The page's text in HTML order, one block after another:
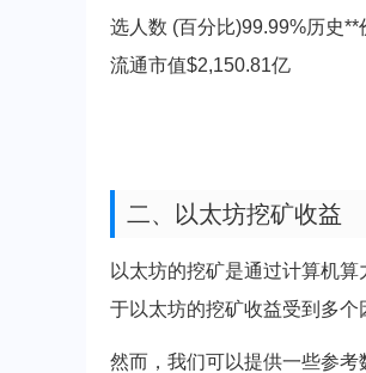
选人数 (百分比)99.99%历史
流通市值$2,150.81亿
二、以太坊挖矿收益
以太坊的挖矿是通过计算机
于以太坊的挖矿收益受到多个
然而，我们可以提供一些参